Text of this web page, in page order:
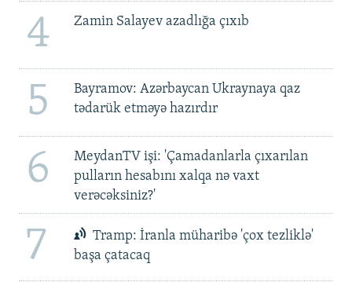
4 Zamin Salayev azadlığa çıxıb
5
Bayramov: Azərbaycan Ukraynaya qaz
tədarük etməyə hazırdır
6
MeydanTV işi: 'Çamadanlarla çıxarılan
pulların hesabını xalqa nə vaxt
verəcəksiniz?'
7
Tramp: İranla müharibə 'çox tezliklə'
başa çatacaq